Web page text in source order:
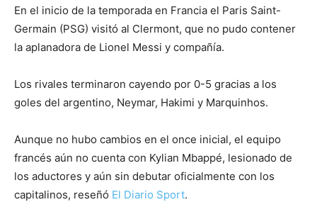
En el inicio de la temporada en Francia el Paris Saint-
Germain (PSG) visitó al Clermont, que no pudo contener
la aplanadora de Lionel Messi y compañía.
Los rivales terminaron cayendo por 0-5 gracias a los
goles del argentino, Neymar, Hakimi y Marquinhos.
Aunque no hubo cambios en el once inicial, el equipo
francés aún no cuenta con Kylian Mbappé, lesionado de
los aductores y aún sin debutar oficialmente con los
capitalinos, reseñó El Diario Sport.